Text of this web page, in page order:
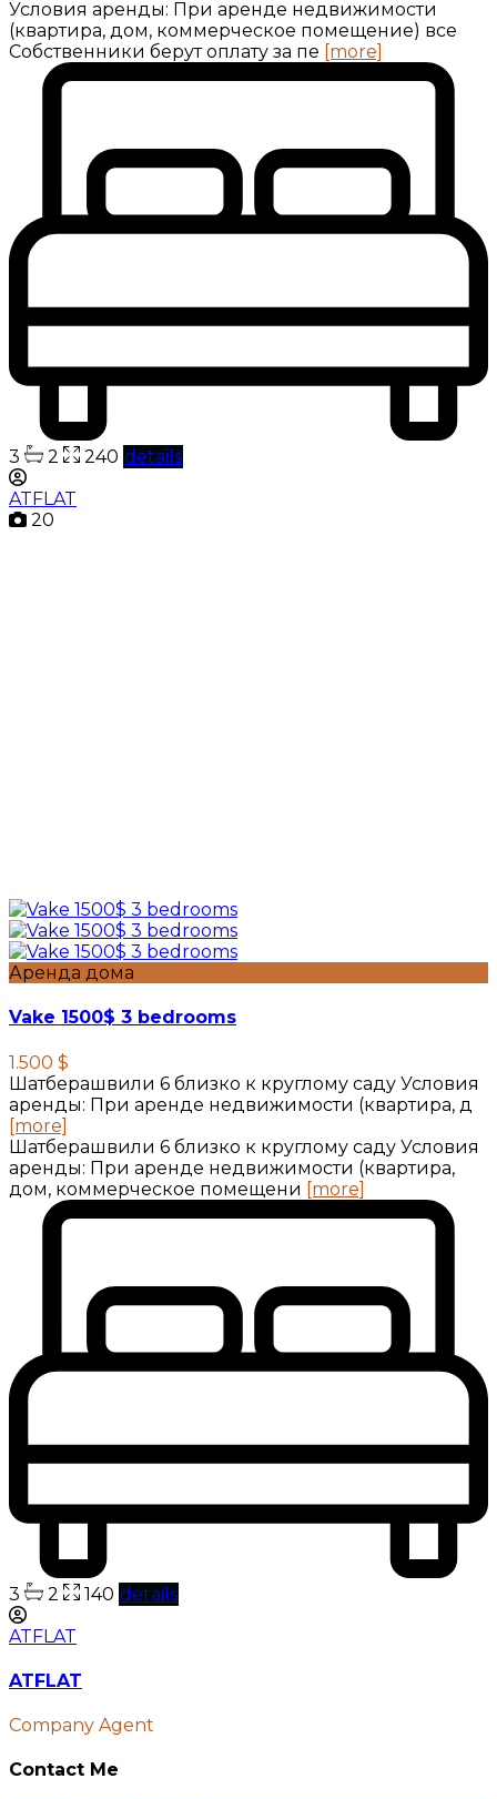
Условия аренды: При аренде недвижимости
(квартира, дом, коммерческое помещение) все
Собственники берут оплату за пе [more]
3 2 240 details
ATFLAT
20
Аренда дома
Vake 1500$ 3 bedrooms
1.500 $
Шатберашвили 6 близко к круглому саду Условия
аренды: При аренде недвижимости (квартира, д
[more]
Шатберашвили 6 близко к круглому саду Условия
аренды: При аренде недвижимости (квартира,
дом, коммерческое помещени [more]
3 2 140 details
ATFLAT
ATFLAT
Company Agent
Contact Me